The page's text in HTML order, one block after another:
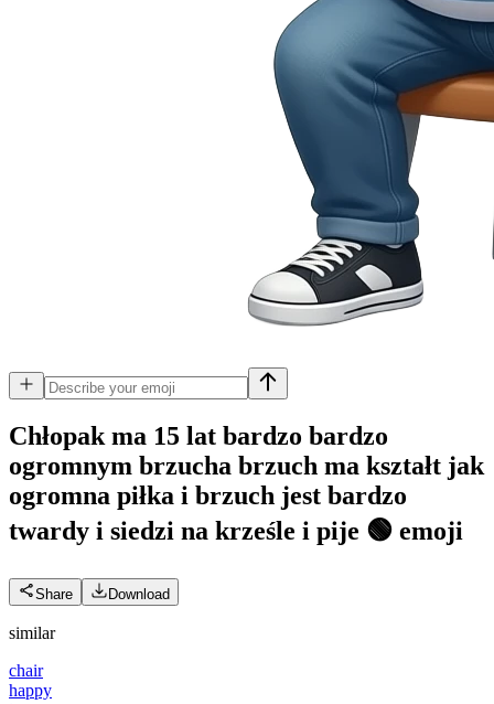
Chłopak ma 15 lat bardzo bardzo
ogromnym brzucha brzuch ma kształt jak
ogromna piłka i brzuch jest bardzo
twardy i siedzi na krześle i pije 🟢 emoji
Share Download
similar
chair
happy